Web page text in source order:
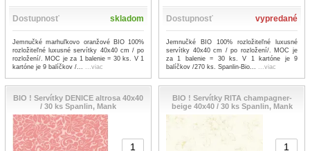
Dostupnosť skladom
Jemnučké marhuľkovo oranžové BIO 100%
rozložiteľné luxusné servítky 40x40 cm / po
rozložení/. MOC je za 1 balenie = 30 ks. V 1
kartóne je 9 balíčkov /... ...viac
Dostupnosť vypredané
Jemnučké BIO 100% rozložiteľné luxusné
servítky 40x40 cm / po rozložení/. MOC je
za 1 balenie = 30 ks. V 1 kartóne je 9
balíčkov /270 ks. Spanlin-Bio... ...viac
BIO ! Servítky DENICE altrosa 40x40
/ 30 ks Spanlin, Mank
BIO ! Servítky RITA champagner-
beige 40x40 / 30 ks Spanlin, Mank